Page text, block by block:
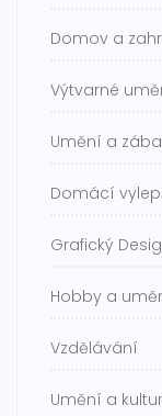
Domov a
Výtvarné
Umění a
Domácí
Grafický
Hobby a
Vzdělávání
Umění a